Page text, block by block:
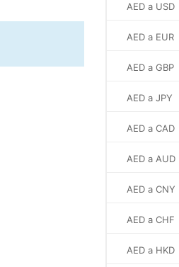
AED a USD
AED a EUR
AED a GBP
AED a JPY
AED a CAD
AED a AUD
AED a CNY
AED a CHF
AED a HKD